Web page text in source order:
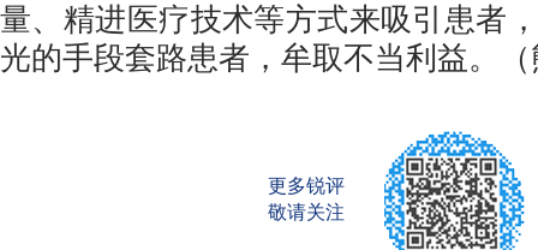
量、精进医疗技术等方式来吸引患者
光的手段套路患者，牟取不当利益。
更多锐评
敬请关注